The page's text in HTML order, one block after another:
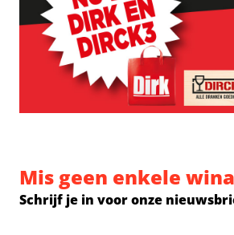
Mis geen enkele
Schrijf je in voor onze